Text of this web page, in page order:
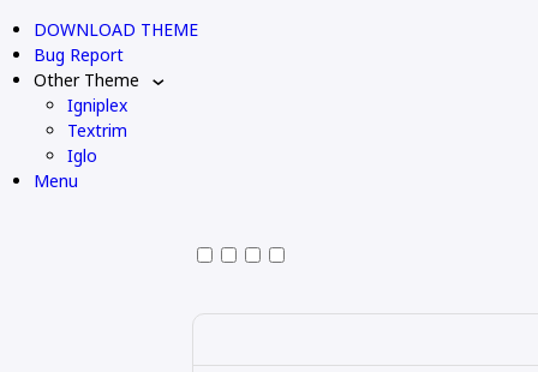
DOWNLOAD THEME
Bug Report
Other Theme
Igniplex
Textrim
Iglo
Menu